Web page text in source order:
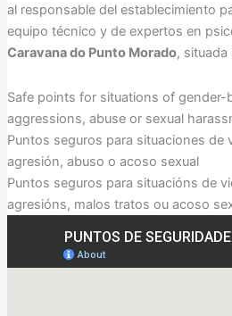
al responsable del establecimiento
equipo técnico y de expertos en
Caravana do Punto Morado, situada
Safe points for situations of gender-
aggressions, abuse or sexual
Puntos seguros para situaciones de
agresión, abuso o acoso sexual
Puntos seguros para situacións de
agresións, malos tratos ou acoso